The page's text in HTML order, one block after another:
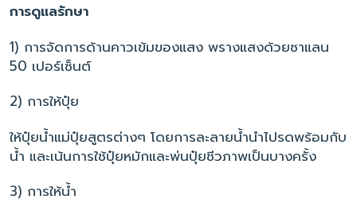
การดูแลรักษา
1) การจัดการด้านคาวเข้มของแสง พรางแสงด้วยซาแลน
50 เปอร์เซ็นต์
2) การให้ปุ๋ย
ให้ปุ๋ยน้ำแม่ปุ๋ยสูตรต่างๆ โดยการละลายน้ำนำไปรดพร้อมกับ
น้ำ และเน้นการใช้ปุ๋ยหมักและพ่นปุ๋ยชีวภาพเป็นบางครั้ง
3) การให้น้ำ